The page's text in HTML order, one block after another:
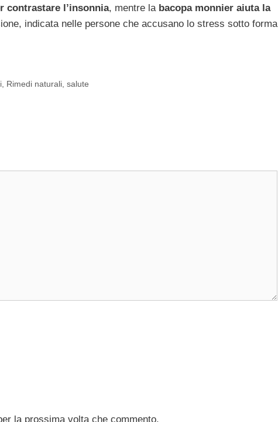
contrastare l’insonnia, mentre la bacopa monnier aiuta la
indicata nelle persone che accusano lo stress sotto forma
, Rimedi naturali,salute
la prossima volta che commento.